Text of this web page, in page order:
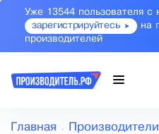
Уже 13544 пользователя с
зарегистрируйтесь
на
производителей
Главная Производители